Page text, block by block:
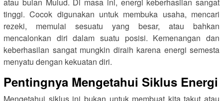
atau bulan Mulud. Di masa ini, energi keberhasilan sangat
tinggi. Cocok digunakan untuk membuka usaha, mencari
rezeki, memulai sesuatu yang besar, atau bahkan
mencalonkan diri dalam suatu posisi. Kemenangan dan
keberhasilan sangat mungkin diraih karena energi semesta
menyatu dengan kekuatan diri.
Pentingnya Mengetahui Siklus Energi